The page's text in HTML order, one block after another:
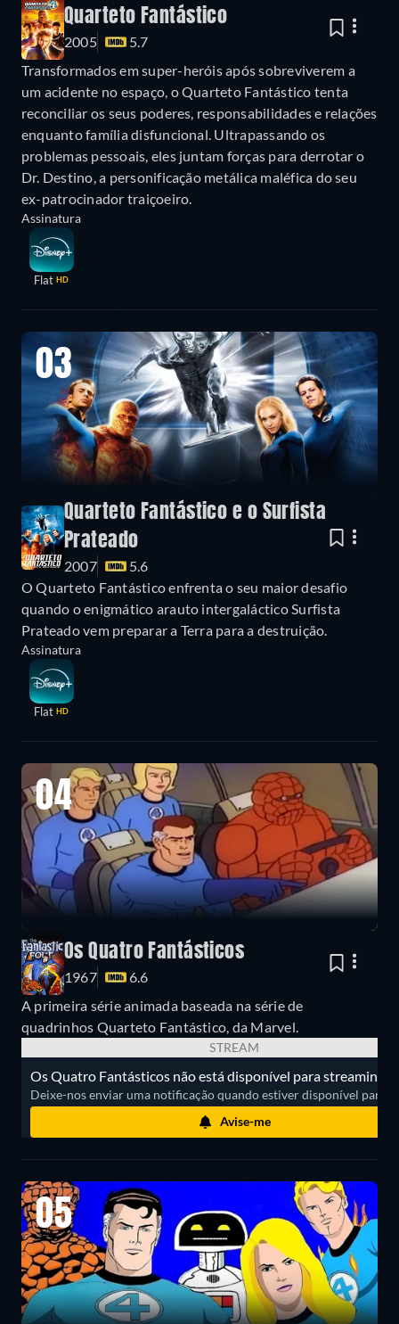
Quarteto Fantástico
2005
5.7
Transformados em super-heróis após sobreviverem a
um acidente no espaço, o Quarteto Fantástico tenta
reconciliar os seus poderes, responsabilidades e relações
enquanto família disfuncional. Ultrapassando os
problemas pessoais, eles juntam forças para derrotar o
Dr. Destino, a personificação metálica maléfica do seu
ex-patrocinador traiçoeiro.
Assinatura
Flat HD
03
Quarteto Fantástico e o Surfista
Prateado
2007
5.6
O Quarteto Fantástico enfrenta o seu maior desafio
quando o enigmático arauto intergaláctico Surfista
Prateado vem preparar a Terra para a destruição.
Assinatura
Flat HD
04
Os Quatro Fantásticos
1967
6.6
A primeira série animada baseada na série de
quadrinhos Quarteto Fantástico, da Marvel.
STREAM
Os Quatro Fantásticos não está disponível para streaming.
Deixe-nos enviar uma notificação quando estiver disponível para
Avise-me
05